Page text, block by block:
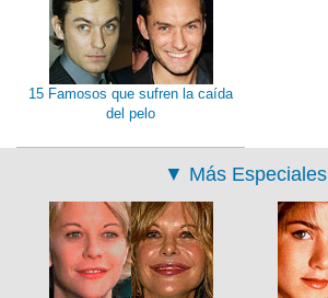
15 Famosos que sufren la caída
del pelo
▼ Más Especiales